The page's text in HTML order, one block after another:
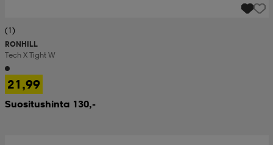
(1)
RONHILL
Tech X Tight W
21,99
Suositushinta 130,-